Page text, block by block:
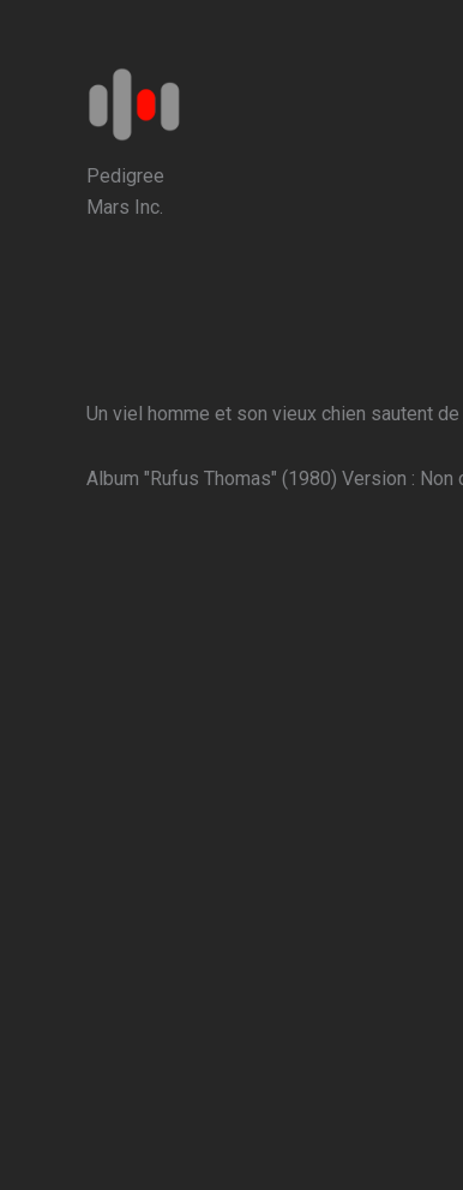
Pedigree
Mars Inc.
Un viel homme et son vieux chien sautent
Album "Rufus Thomas" (1980) Version : Non